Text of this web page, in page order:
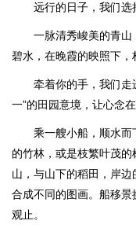
远行的日子，我们选
一脉清秀峻美的青
碧水，在晚霞的映照下，
牵着你的手，我们走
一”的田园意境，让心念
乘一艘小船，顺水
的竹林，或是枝繁叶茂
山，与山下的稻田，岸
合成不同的图画。船移
观止。